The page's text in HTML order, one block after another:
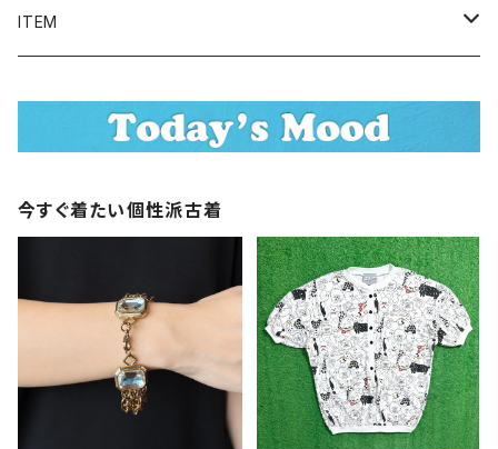
ITEM
シャツ／ブラウス
半袖シャツ / ブラウス
タンクトップ
今すぐ着たい個性派古着